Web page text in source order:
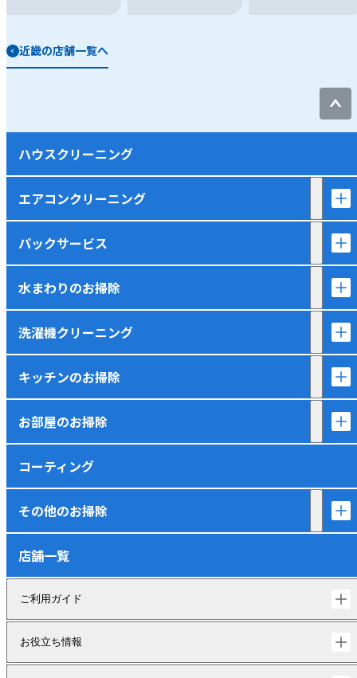
近畿の店舗一覧へ
ハウスクリーニング
エアコンクリーニング
パックサービス
水まわりのお掃除
洗濯機クリーニング
キッチンのお掃除
お部屋のお掃除
コーティング
その他のお掃除
店舗一覧
ご利用ガイド
お役立ち情報